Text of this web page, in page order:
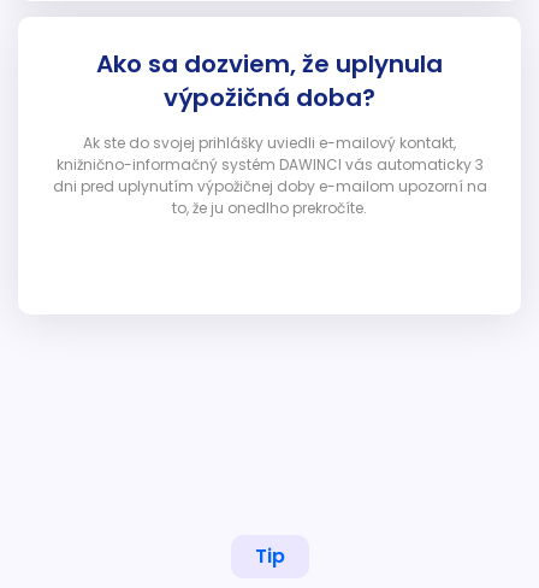
Ako sa dozviem, že uplynula
výpožičná doba?
Ak ste do svojej prihlášky uviedli e-mailový kontakt,
knižnično-informačný systém DAWINCI vás automaticky 3
dni pred uplynutím výpožičnej doby e-mailom upozorní na
to, že ju onedlho prekročíte.
Tip